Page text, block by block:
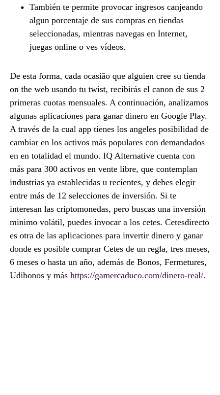
También te permite provocar ingresos canjeando
algun porcentaje de sus compras en tiendas
seleccionadas, mientras navegas en Internet,
juegas online o ves vídeos.
De esta forma, cada ocasião que alguien cree su tienda
on the web usando tu twist, recibirás el canon de sus 2
primeras cuotas mensuales. A continuación, analizamos
algunas aplicaciones para ganar dinero en Google Play.
A través de la cual app tienes los angeles posibilidad de
cambiar en los activos más populares con demandados
en en totalidad el mundo. IQ Alternative cuenta con
más para 300 activos en vente libre, que contemplan
industrias ya establecidas u recientes, y debes elegir
entre más de 12 selecciones de inversión. Si te
interesan las criptomonedas, pero buscas una inversión
minimo volátil, puedes invocar a los cetes. Cetesdirecto
es otra de las aplicaciones para invertir dinero y ganar
donde es posible comprar Cetes de un regla, tres meses,
6 meses o hasta un año, además de Bonos, Fermetures,
Udibonos y más https://gamercaduco.com/dinero-real/.